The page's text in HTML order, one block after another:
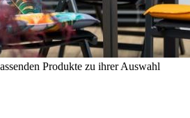
Produkte zu ihrer Auswahl